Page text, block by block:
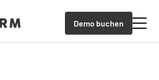
Demo buchen